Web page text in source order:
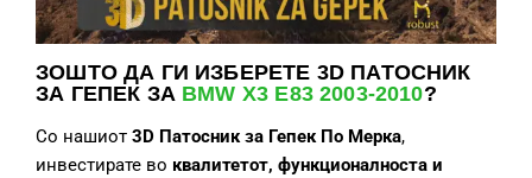
ЗОШТО ДА ГИ ИЗБЕРЕТЕ 3D ПАТОСНИК
ЗА ГЕПЕК ЗА BMW X3 E83 2003-2010?
Со нашиот 3D Патосник за Гепек По Мерка,
инвестирате во квалитетот, функционалноста и